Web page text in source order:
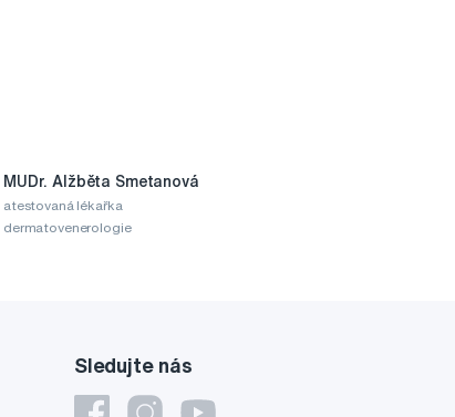
MUDr. Alžběta Smetanová
atestovaná lékařka
dermatovenerologie
Sledujte nás